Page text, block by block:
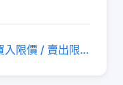
買入限價 / 賣出限價 →